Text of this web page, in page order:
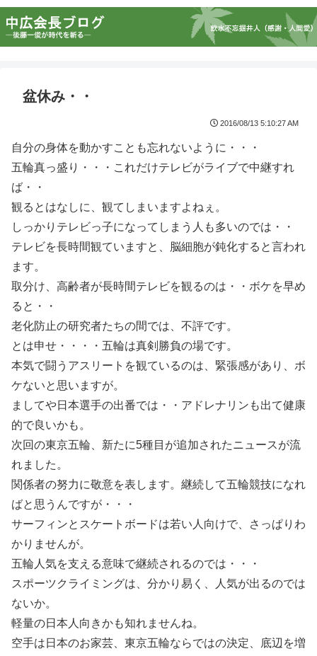
盆休み・・
2016/08/13 5:10:27 AM
自分の身体を動かすことも忘れないように・・・
五輪真っ盛り・・・これだけテレビがライブで中継すれ
ば・・
観るとはなしに、観てしまいますよねぇ。
しっかりテレビっ子になってしまう人も多いのでは・・
テレビを長時間観ていますと、脳細胞が鈍化すると言われ
ます。
取分け、高齢者が長時間テレビを観るのは・・ボケを早め
ると・・
老化防止の研究者たちの間では、不評です。
とは申せ・・・・五輪は真剣勝負の場です。
本気で闘うアスリートを観ているのは、緊張感があり、ボ
ケないと思いますが。
ましてや日本選手の出番では・・アドレナリンも出て健康
的で良いかも。
次回の東京五輪、新たに5種目が追加されたニュースが流
れました。
関係者の努力に敬意を表します。継続して五輪競技になれ
ばと思うんですが・・・
サーフィンとスケートボードは若い人向けで、さっぱりわ
かりませんが。
五輪人気を支える意味で継続されるのでは・・・
スポーツクライミングは、分かり易く、人気が出るのでは
ないか。
軽量の日本人向きかも知れませんね。
空手は日本のお家芸、東京五輪ならではの決定、底辺を増